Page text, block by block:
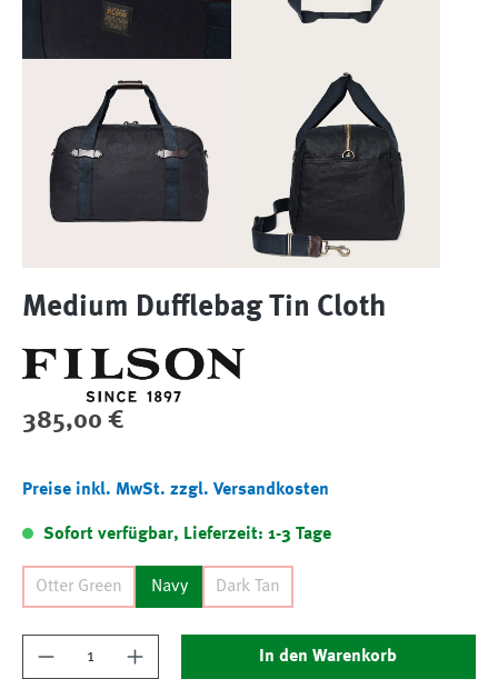
Medium Dufflebag Tin Cloth
Regulärer Preis:
385,00 €
Preise inkl. MwSt. zzgl. Versandkosten
Sofort verfügbar, Lieferzeit: 1-3 Tage
Otter Green Navy Dark Tan
Produkt Anzahl: Gib den gewünschten Wert
In den Warenkorb